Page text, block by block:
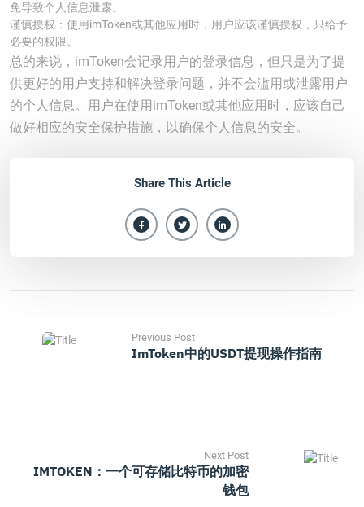
免导致个人信息泄露。
谨慎授权：使用imToken或其他应用时，用户应该谨慎授权，只给予
必要的权限。
总的来说，imToken会记录用户的登录信息，但只是为了提
供更好的用户支持和解决登录问题，并不会滥用或泄露用户
的个人信息。用户在使用imToken或其他应用时，应该自己
做好相应的安全保护措施，以确保个人信息的安全。
Share This Article
Previous Post
ImToken中的USDT提现操作指南
Next Post
IMTOKEN：一个可存储比特币的加密
钱包